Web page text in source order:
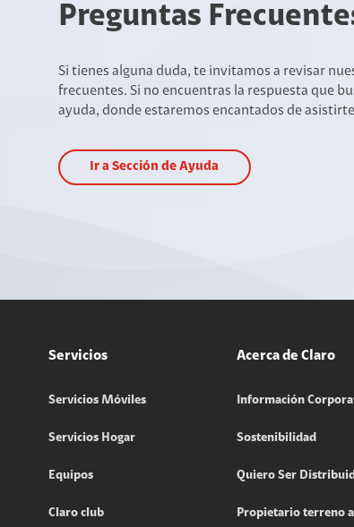
Preguntas
Si tienes alguna duda, te invitamos a revisar
frecuentes. Si no encuentras la respuesta que
ayuda, donde estaremos encantados de
Ir a Sección de Ayuda
Servicios
Servicios Móviles
Servicios Hogar
Equipos
Claro club
Acerca de Claro
Información
Sostenibilidad
Quiero Ser
Propietario terreno